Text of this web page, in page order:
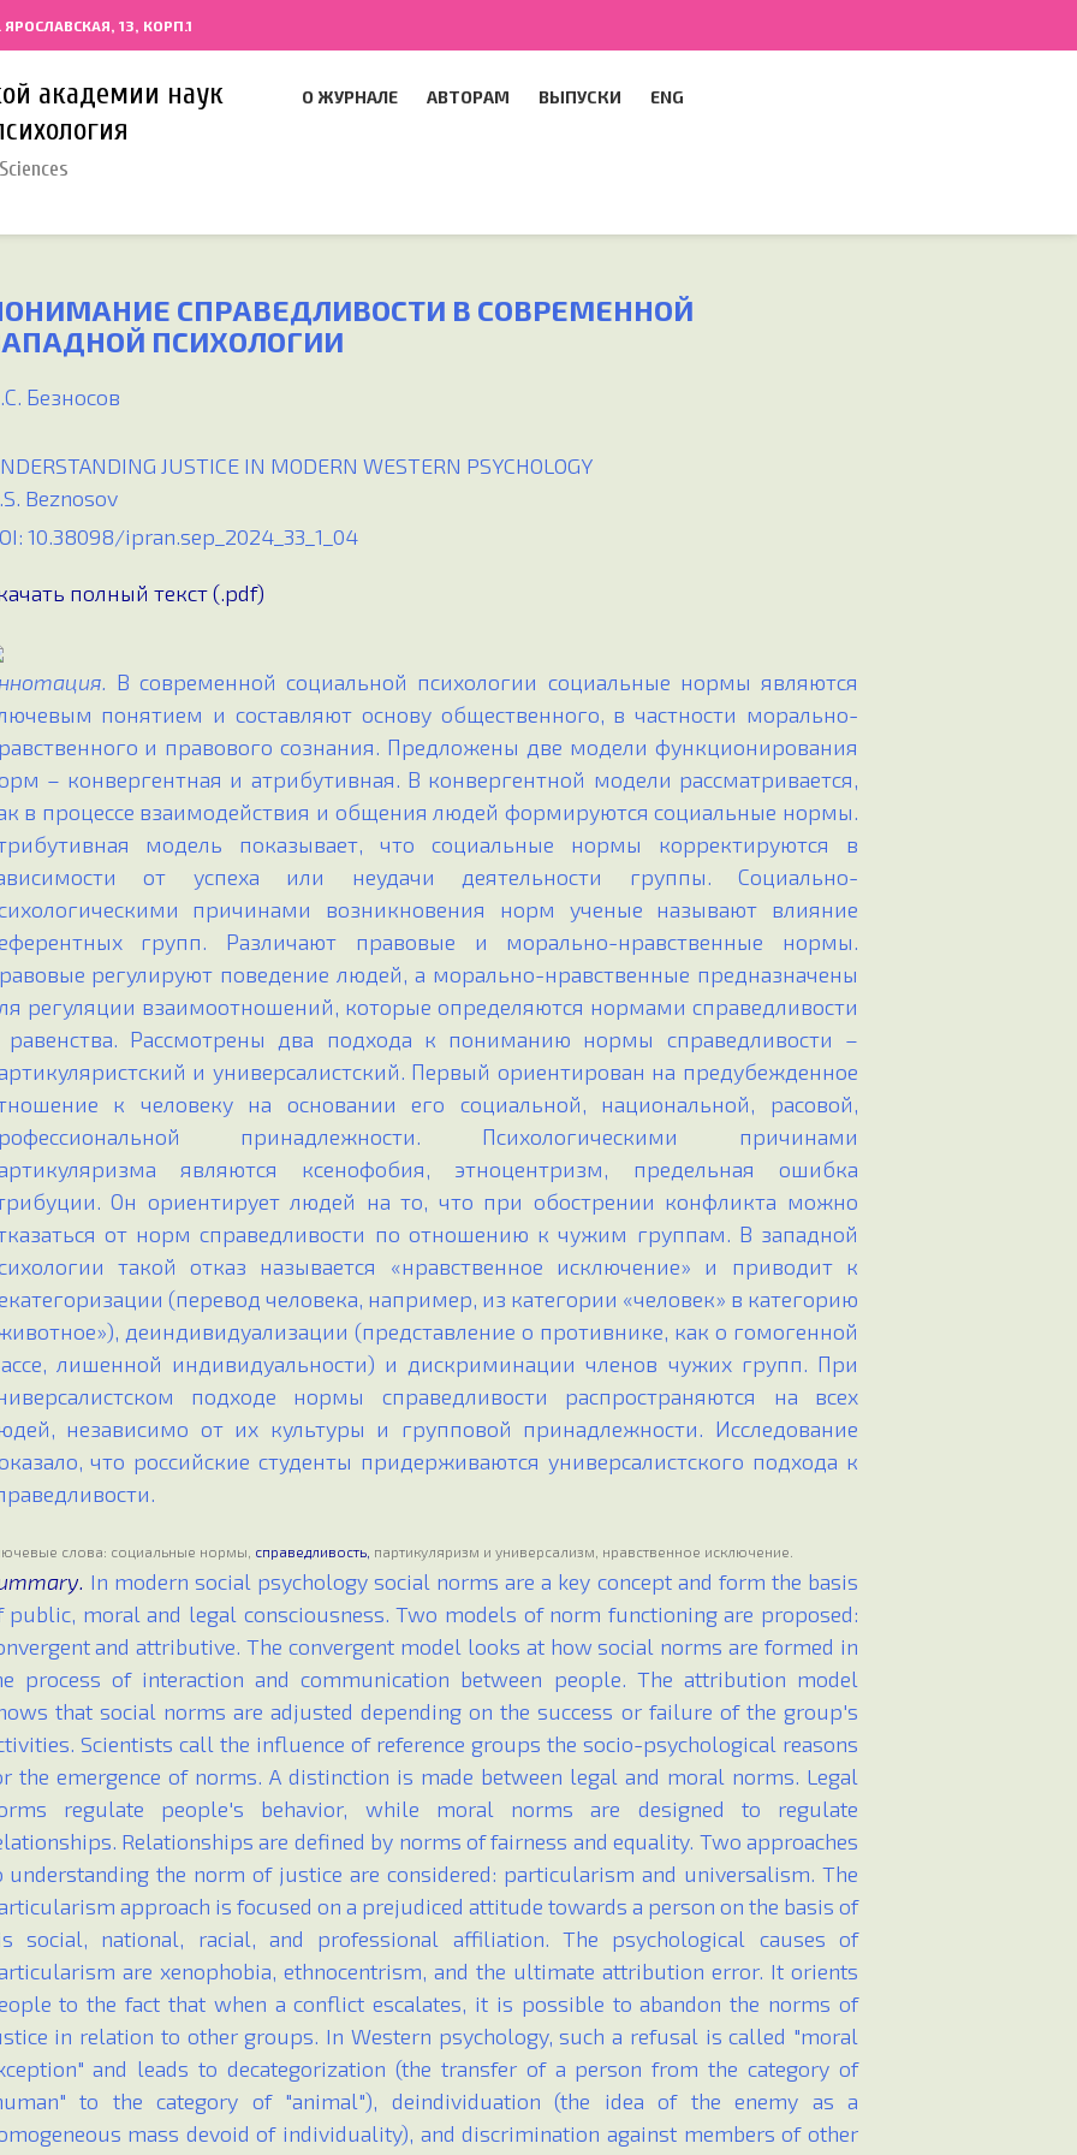
13, КОРП.1
академии наук
О ЖУРНАЛЕ АВТОРАМ ВЫПУСКИ ENG
СПРАВЕДЛИВОСТИ В СОВРЕМЕННОЙ
ПСИХОЛОГИИ
Безносов
JUSTICE IN MODERN WESTERN PSYCHOLOGY
Beznosov
10.38098/ipran.sep_2024_33_1_04
полный текст (.pdf)
В современной социальной психологии социальные нормы являются
понятием и составляют основу общественного, в частности морально-
и правового сознания. Предложены две модели функционирования
– конвергентная и атрибутивная. В конвергентной модели рассматривается,
в процессе взаимодействия и общения людей формируются социальные нормы.
модель показывает, что социальные нормы корректируются в
от успеха или неудачи деятельности группы. Социально-
причинами возникновения норм ученые называют влияние
групп. Различают правовые и морально-нравственные нормы.
регулируют поведение людей, а морально-нравственные предназначены
регуляции взаимоотношений, которые определяются нормами справедливости
равенства. Рассмотрены два подхода к пониманию нормы справедливости –
и универсалистский. Первый ориентирован на предубежденное
к человеку на основании его социальной, национальной, расовой,
принадлежности. Психологическими причинами
являются ксенофобия, этноцентризм, предельная ошибка
Он ориентирует людей на то, что при обострении конфликта можно
от норм справедливости по отношению к чужим группам. В западной
такой отказ называется «нравственное исключение» и приводит к
(перевод человека, например, из категории «человек» в категорию
деиндивидуализации (представление о противнике, как о гомогенной
лишенной индивидуальности) и дискриминации членов чужих групп. При
подходе нормы справедливости распространяются на всех
независимо от их культуры и групповой принадлежности. Исследование
что российские студенты придерживаются универсалистского подхода к
слова: социальные нормы, справедливость, партикуляризм и универсализм, нравственное исключение.
In modern social psychology social norms are a key concept and form the basis
public, moral and legal consciousness. Two models of norm functioning are proposed:
and attributive. The convergent model looks at how social norms are formed in
process of interaction and communication between people. The attribution model
that social norms are adjusted depending on the success or failure of the group's
Scientists call the influence of reference groups the socio-psychological reasons
the emergence of norms. A distinction is made between legal and moral norms. Legal
regulate people's behavior, while moral norms are designed to regulate
Relationships are defined by norms of fairness and equality. Two approaches
understanding the norm of justice are considered: particularism and universalism. The
approach is focused on a prejudiced attitude towards a person on the basis of
social, national, racial, and professional affiliation. The psychological causes of
are xenophobia, ethnocentrism, and the ultimate attribution error. It orients
to the fact that when a conflict escalates, it is possible to abandon the norms of
in relation to other groups. In Western psychology, such a refusal is called "moral
and leads to decategorization (the transfer of a person from the category of
to the category of "animal"), deindividuation (the idea of the enemy as a
mass devoid of individuality), and discrimination against members of other